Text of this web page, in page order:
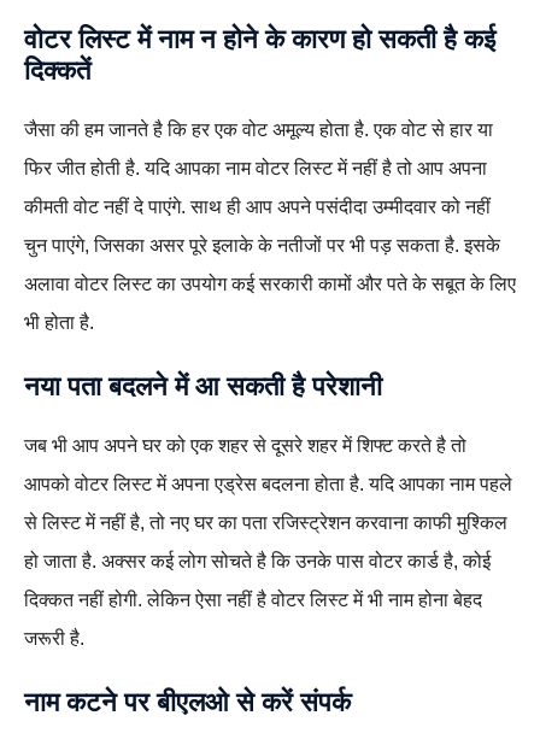
वोटर लिस्ट में नाम न होने के कारण हो सकती है कई
दिक्कतें
जैसा की हम जानते है कि हर एक वोट अमूल्य होता है. एक वोट से हार या
फिर जीत होती है. यदि आपका नाम वोटर लिस्ट में नहीं है तो आप अपना
कीमती वोट नहीं दे पाएंगे. साथ ही आप अपने पसंदीदा उम्मीदवार को नहीं
चुन पाएंगे, जिसका असर पूरे इलाके के नतीजों पर भी पड़ सकता है. इसके
अलावा वोटर लिस्ट का उपयोग कई सरकारी कामों और पते के सबूत के लिए
भी होता है.
नया पता बदलने में आ सकती है परेशानी
जब भी आप अपने घर को एक शहर से दूसरे शहर में शिफ्ट करते है तो
आपको वोटर लिस्ट में अपना एड्रेस बदलना होता है. यदि आपका नाम पहले
से लिस्ट में नहीं है, तो नए घर का पता रजिस्ट्रेशन करवाना काफी मुश्किल
हो जाता है. अक्सर कई लोग सोचते है कि उनके पास वोटर कार्ड है, कोई
दिक्कत नहीं होगी. लेकिन ऐसा नहीं है वोटर लिस्ट में भी नाम होना बेहद
जरूरी है.
नाम कटने पर बीएलओ से करें संपर्क